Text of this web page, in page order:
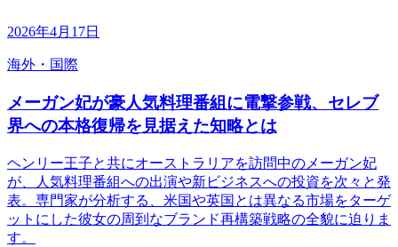
2026年4月17日
海外・国際
メーガン妃が豪人気料理番組に電撃参戦、セレブ
界への本格復帰を見据えた知略とは
ヘンリー王子と共にオーストラリアを訪問中のメーガン妃
が、人気料理番組への出演や新ビジネスへの投資を次々と発
表。専門家が分析する、米国や英国とは異なる市場をターゲ
ットにした彼女の周到なブランド再構築戦略の全貌に迫りま
す。